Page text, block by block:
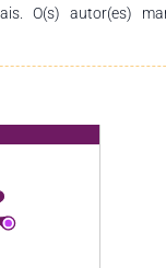
O(s) autor(es)